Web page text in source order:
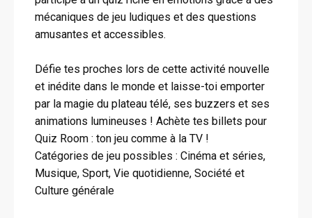
mécaniques de jeu ludiques et des questions
amusantes et accessibles.
Défie tes proches lors de cette activité nouvelle
et inédite dans le monde et laisse-toi emporter
par la magie du plateau télé, ses buzzers et ses
animations lumineuses ! Achète tes billets pour
Quiz Room : ton jeu comme à la TV !
Catégories de jeu possibles : Cinéma et séries,
Musique, Sport, Vie quotidienne, Société et
Culture générale